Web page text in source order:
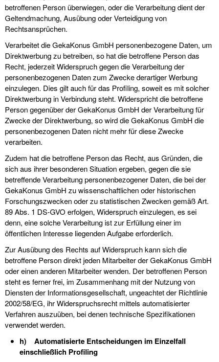
betroffenen Person überwiegen, oder die Verarbeitung dient der
Geltendmachung, Ausübung oder Verteidigung von
Rechtsansprüchen.
Verarbeitet die GekaKonus GmbH personenbezogene Daten, um
Direktwerbung zu betreiben, so hat die betroffene Person das
Recht, jederzeit Widerspruch gegen die Verarbeitung der
personenbezogenen Daten zum Zwecke derartiger Werbung
einzulegen. Dies gilt auch für das Profiling, soweit es mit solcher
Direktwerbung in Verbindung steht. Widerspricht die betroffene
Person gegenüber der GekaKonus GmbH der Verarbeitung für
Zwecke der Direktwerbung, so wird die GekaKonus GmbH die
personenbezogenen Daten nicht mehr für diese Zwecke
verarbeiten.
Zudem hat die betroffene Person das Recht, aus Gründen, die
sich aus ihrer besonderen Situation ergeben, gegen die sie
betreffende Verarbeitung personenbezogener Daten, die bei der
GekaKonus GmbH zu wissenschaftlichen oder historischen
Forschungszwecken oder zu statistischen Zwecken gemäß Art.
89 Abs. 1 DS-GVO erfolgen, Widerspruch einzulegen, es sei
denn, eine solche Verarbeitung ist zur Erfüllung einer im
öffentlichen Interesse liegenden Aufgabe erforderlich.
Zur Ausübung des Rechts auf Widerspruch kann sich die
betroffene Person direkt jeden Mitarbeiter der GekaKonus GmbH
oder einen anderen Mitarbeiter wenden. Der betroffenen Person
steht es ferner frei, im Zusammenhang mit der Nutzung von
Diensten der Informationsgesellschaft, ungeachtet der Richtlinie
2002/58/EG, ihr Widerspruchsrecht mittels automatisierter
Verfahren auszuüben, bei denen technische Spezifikationen
verwendet werden.
h) Automatisierte Entscheidungen im Einzelfall
einschließlich Profiling